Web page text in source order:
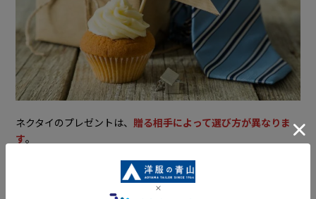
ネクタイのプレゼントは、 贈る相手によって選び方が異なりま
す。
彼氏・夫・パートナー